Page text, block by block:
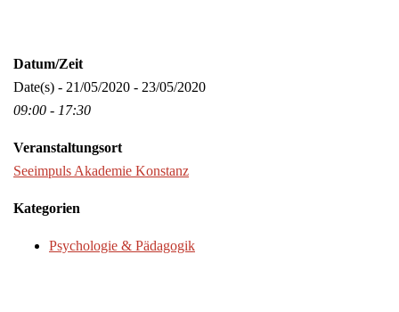
Datum/Zeit
Date(s) - 21/05/2020 - 23/05/2020
09:00 - 17:30
Veranstaltungsort
Seeimpuls Akademie Konstanz
Kategorien
Psychologie & Pädagogik